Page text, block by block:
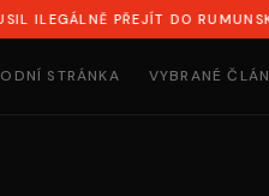
PŘEJÍT DO RUMUNSKA,
STRÁNKA VYBRANÉ